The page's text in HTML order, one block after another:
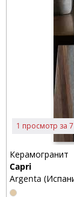
1 просмотр за
Керамогранит
Capri
Argenta